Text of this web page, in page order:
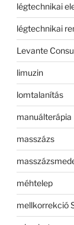
légtechnikai
légtechnikai
Levante
limuzin
lomtalanítás
manuálterápia
masszázs
méhtelep
mellkorrekció